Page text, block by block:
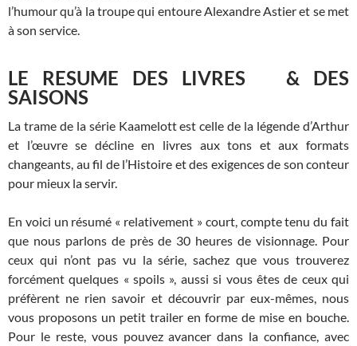
l’humour qu’à la troupe qui entoure Alexandre Astier et se met
à son service.
LE RESUME DES LIVRES & DES
SAISONS
La trame de la série Kaamelott est celle de la légende d’Arthur
et l’œuvre se décline en livres aux tons et aux formats
changeants, au fil de l’Histoire et des exigences de son conteur
pour mieux la servir.
En voici un résumé « relativement » court, compte tenu du fait
que nous parlons de près de 30 heures de visionnage. Pour
ceux qui n’ont pas vu la série, sachez que vous trouverez
forcément quelques « spoils », aussi si vous êtes de ceux qui
préfèrent ne rien savoir et découvrir par eux-mêmes, nous
vous proposons un petit trailer en forme de mise en bouche.
Pour le reste, vous pouvez avancer dans la confiance, avec